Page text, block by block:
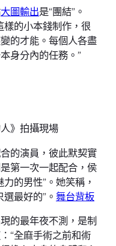
大圖輸出是“團結”。
樣的小本錢制作，很
的才能。每個人各盡
身分內的任務。”
》拍攝現場
的演員，彼此默契實
第一次一起配合，侯
力的男性”。她笑稱，
選最好的”。 舞台背板
的最年夜不測，是制
“全麻手術之前和術